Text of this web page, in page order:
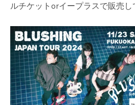
ルチケットorイープラスで販売し